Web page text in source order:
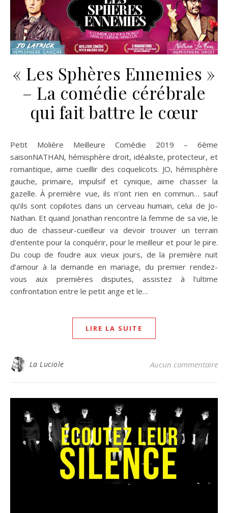
« Les Sphères Ennemies »
– La comédie cérébrale
qui fait battre le cœur
Petit Molière Meilleure Comédie 2019 – 6ème
saisonNATHAN, hémisphère droit, idéaliste, protecteur, et
romantique, aime cueillir des coquelicots. JO, hémisphère
gauche, primaire, impulsif et cynique, aime chasser la
gazelle. À première vue, ils n’ont rien en commun… sauf
qu’ils sont copilotes dans un cerveau humain, celui de Jo-
Nathan. Et quand Jonathan rencontre la femme de sa vie, le
duo de chasseur-cueilleur va devoir trouver un terrain
d’entente pour la conquérir, pour le meilleur et pour le pire.
Du coup de foudre aux vieux jours, de la première nuit
d’amour à la demande en mariage, du premier rendez-
vous aux premières disputes, assistez à l’ultime
confrontation entre le petit ange et le…
LIRE LA SUITE
La Luciole Aucun commentaire